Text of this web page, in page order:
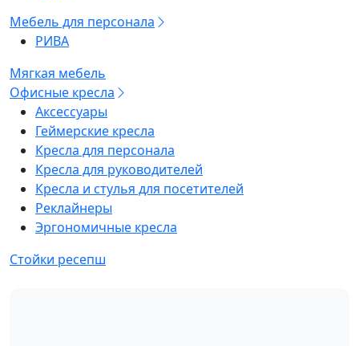
Мебель для персонала
РИВА
Мягкая мебель
Офисные кресла
Аксессуары
Геймерские кресла
Кресла для персонала
Кресла для руководителей
Кресла и стулья для посетителей
Реклайнеры
Эргономичные кресла
Стойки ресепш